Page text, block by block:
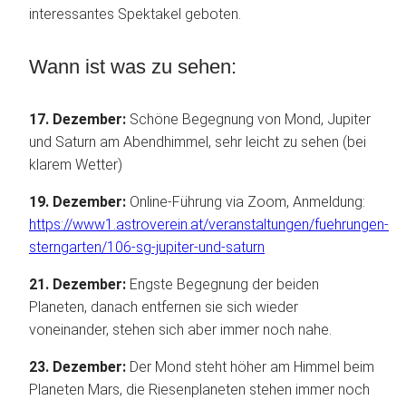
interessantes Spektakel geboten.
Wann ist was zu sehen:
17. Dezember: Schöne Begegnung von Mond, Jupiter
und Saturn am Abendhimmel, sehr leicht zu sehen (bei
klarem Wetter)
19. Dezember: Online-Führung via Zoom, Anmeldung:
https://www1.astroverein.at/veranstaltungen/fuehrungen-
sterngarten/106-sg-jupiter-und-saturn
21. Dezember: Engste Begegnung der beiden
Planeten, danach entfernen sie sich wieder
voneinander, stehen sich aber immer noch nahe.
23. Dezember: Der Mond steht höher am Himmel beim
Planeten Mars, die Riesenplaneten stehen immer noch